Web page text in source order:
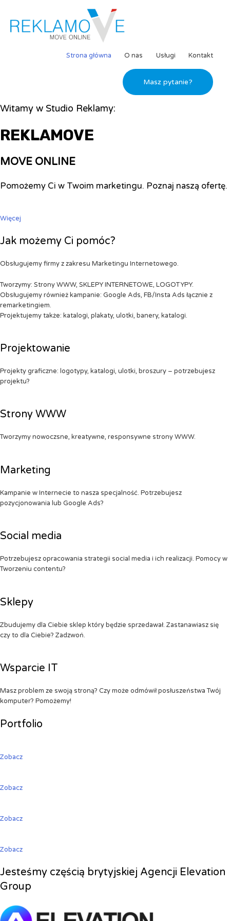
Strona główna O nas Usługi Kontakt
Masz pytanie?
Witamy w Studio Reklamy:
REKLAMOVE
MOVE ONLINE
Pomożemy Ci w Twoim marketingu. Poznaj naszą ofertę.
Więcej
Jak możemy Ci pomóc?
Obsługujemy firmy z zakresu Marketingu Internetowego.
Tworzymy: Strony WWW, SKLEPY INTERNETOWE, LOGOTYPY.
Obsługujemy również kampanie: Google Ads, FB/Insta Ads łącznie z
remarketingiem.
Projektujemy także: katalogi, plakaty, ulotki, banery, katalogi.
Projektowanie
Projekty graficzne: logotypy, katalogi, ulotki, broszury – potrzebujesz
projektu?
Strony WWW
Tworzymy nowoczsne, kreatywne, responsywne strony WWW.
Marketing
Kampanie w Internecie to nasza specjalność. Potrzebujesz
pozycjonowania lub Google Ads?
Social media
Potrzebujesz opracowania strategii social media i ich realizacji. Pomocy w
Tworzeniu contentu?
Sklepy
Zbudujemy dla Ciebie sklep który będzie sprzedawał. Zastanawiasz się
czy to dla Ciebie? Zadzwoń.
Wsparcie IT
Masz problem ze swoją stroną? Czy może odmówił posłuszeństwa Twój
komputer? Pomożemy!
Portfolio
Zobacz
Zobacz
Zobacz
Zobacz
Jesteśmy częścią brytyjskiej Agencji Elevation
Group